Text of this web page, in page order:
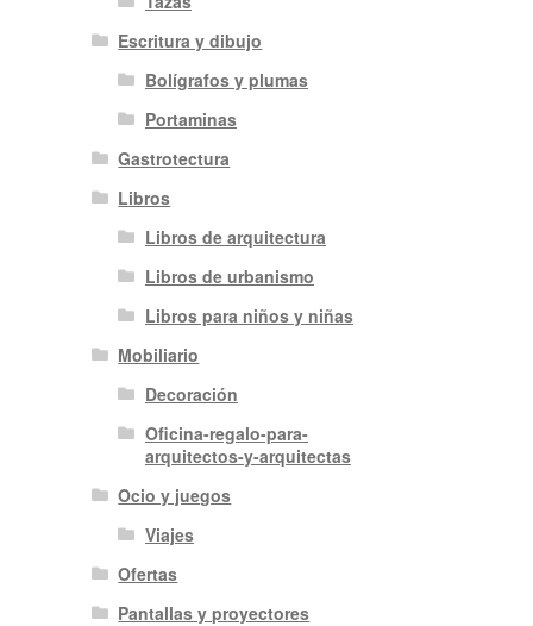
Escritura y dibujo
Bolígrafos y plumas
Portaminas
Gastrotectura
Libros
Libros de arquitectura
Libros de urbanismo
Libros para niños y niñas
Mobiliario
Decoración
Oficina-regalo-para-
arquitectos-y-arquitectas
Ocio y juegos
Viajes
Ofertas
Pantallas y proyectores